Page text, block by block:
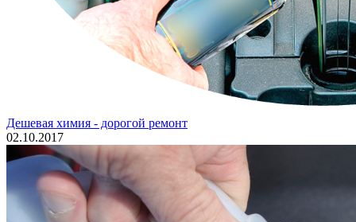
Дешевая химия - дорогой ремонт
02.10.2017